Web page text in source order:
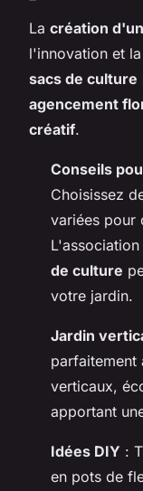
La création
l'innovation et
sacs de culture
agencement
créatif.
Conseils
Choisissez
variées pour
de culture
votre jardin.
Jardin
parfaitement
verticaux,
apportant
Idées DIY :
en pots de